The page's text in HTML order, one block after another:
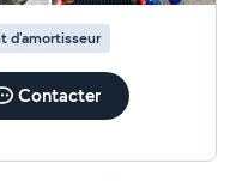
d'amortisseur
Contacter